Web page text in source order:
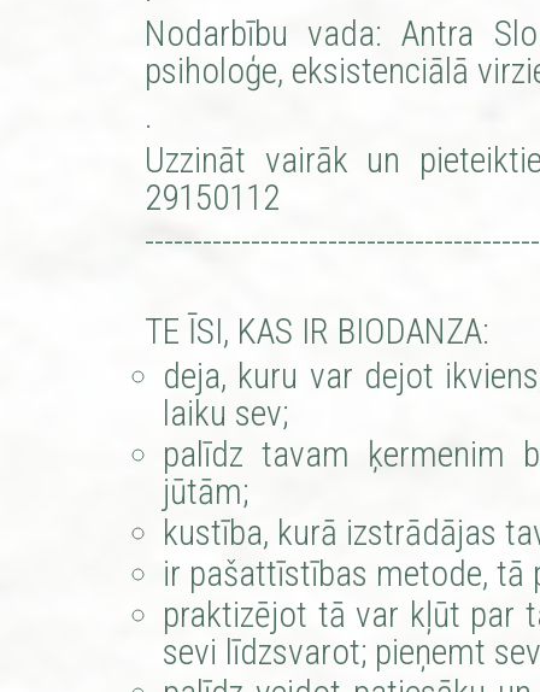
Nodarbību vada: Antra
psiholoģe, eksistenciālā
.
Uzzināt vairāk un
29150112
TE ĪSI, KAS IR BIODANZA:
deja, kuru var dejot
laiku sev;
palīdz tavam ķermenim
jūtām;
kustība, kurā izstrādājas
ir pašattīstības metode, tā
praktizējot tā var kļūt par
sevi līdzsvarot; pieņemt